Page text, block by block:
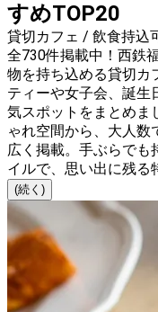
すめTOP20
貸切カフェ / 飲食持込
全730件掲載中！西鉄
物を持ち込める貸切カ
ティーや女子会、誕生
気スポットをまとめま
ゃれ空間から、大人数
広く掲載。手ぶらでも
イルで、思い出に残る
(続く)